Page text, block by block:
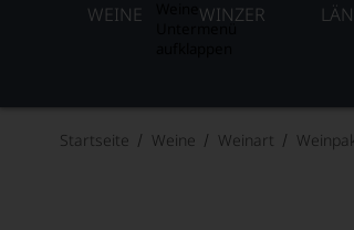
WEINE WINZER
Startseite Weine Weinart